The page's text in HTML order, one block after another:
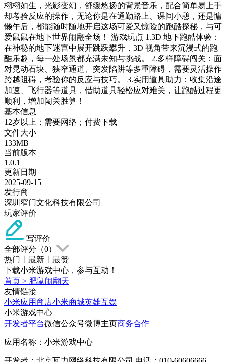
栩栩如生，光影变幻，舒缓悠扬的背景音乐，配合简单易上手
却考验反应的操作，无论你是在通勤路上、课间小憩，还是慵
懒午后，都能随时随地开启这场可爱又惊险的跑酷探秘，与可
爱鼠鼠在地下世界闹翻全场！ 游戏玩点 1.3D 地下跑酷体验：
在神秘的地下迷宫中展开跳跃攀升，3D 视角带来沉浸式的跑
酷乐趣，每一处场景都充满未知与挑战。 2.多样障碍闯关：面
对晃动石块、狭窄通道、突发陷阱等多重障碍，需要灵活操作
跨越阻碍，考验你的反应与技巧。 3.实用道具助力：收集沿途
加速、飞行器等道具，借助道具轻松应对难关，让跑酷过程更
顺利，增加闯关胜算！
基本信息
12岁以上；需要网络；付费下载
文件大小
133MB
当前版本
1.0.1
更新日期
2025-09-15
发行商
深圳窄门文化科技有限公司
玩家评价
写评价
全部评分（0）
热门
最新
最赞
下载小米游戏中心，参与互动！
首页 > 肥鼠闹翻天
友情链接
小米应用商店小米商城英雄互娱
小米游戏中心
开发者平台微信公众号微博主页商务合作
应用名称：小米游戏中心